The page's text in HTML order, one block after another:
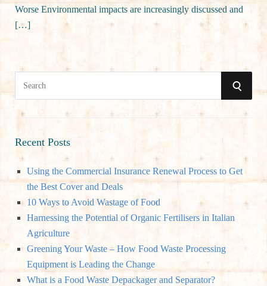
Worse Environmental impacts are increasingly discussed and
[…]
c
S
Recent Posts
Using the Commercial Insurance Renewal Process to Get
the Best Cover and Deals
10 Ways to Avoid Wastage of Food
Harnessing the Potential of Organic Fertilisers in Italian
Agriculture
Greening Your Waste – How Food Waste Processing
Equipment is Leading the Change
What is a Food Waste Depackager and Separator?